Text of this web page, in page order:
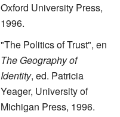
Oxford University Press,
1996.
"The Politics of Trust", en
The Geography of
Identity, ed. Patricia
Yeager, University of
Michigan Press, 1996.